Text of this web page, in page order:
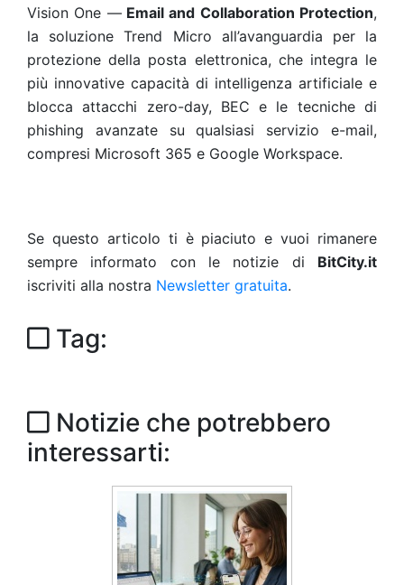
Vision One —Email and Collaboration Protection,
la soluzione Trend Micro all’avanguardia per la
protezione della posta elettronica, che integra le
più innovative capacità di intelligenza artificiale e
blocca attacchi zero-day, BEC e le tecniche di
phishing avanzate su qualsiasi servizio e-mail,
compresi Microsoft 365 e Google Workspace.
Se questo articolo ti è piaciuto e vuoi rimanere
sempre informato con le notizie di BitCity.it
iscriviti alla nostra Newsletter gratuita.
Tag:
Notizie che potrebbero
interessarti: